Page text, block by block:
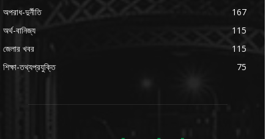
অপরাধ-দুর্নীতি
167
অর্থ-বানিজ্য
115
জেলার খবর
115
শিক্ষা-তথ্যপ্রযুক্তি
75